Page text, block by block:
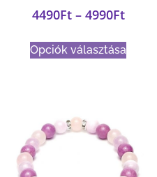
4490Ft – 4990Ft
Opciók választása